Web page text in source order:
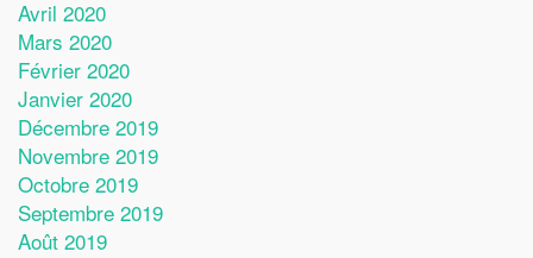
Avril 2020
Mars 2020
Février 2020
Janvier 2020
Décembre 2019
Novembre 2019
Octobre 2019
Septembre 2019
Août 2019